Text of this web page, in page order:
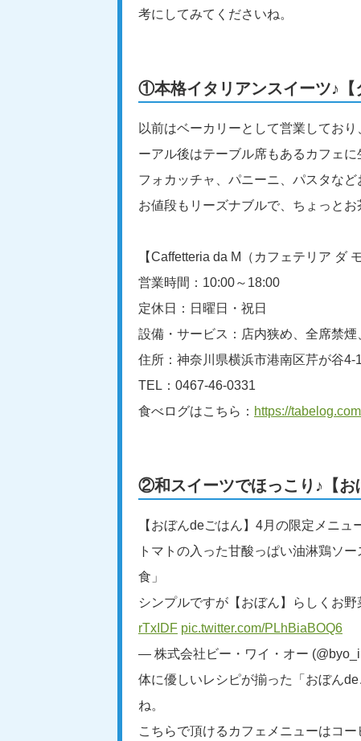
考にしてみてくださいね。
①本格イタリアンスイーツ♪【
以前はベーカリーとして営業してお
ーアル後はテーブル席もあるカフェ
フォカッチャ、パニーニ、パスタな
お値段もリーズナブルで、ちょっと
【Caffetteria da M（カフェテリア ダ
営業時間：10:00～18:00
定休日：日曜日・祝日
設備・サービス：店内狭め、全席禁
住所：神奈川県横浜市港南区芹が谷4-
TEL：0467-46-0331
食べログはこちら： https://
②和スイーツでほっこり♪【お
【おぼんdeごはん】4月の限定メニ
トマトの入った甘酸っぱい油淋鶏ソ
食」
シンプルですが【おぼん】らしくお
rTxIDF pic.twitter.com/PLhBiaBOQ6
— 株式会社ビー・ワイ・オー
体に優しいレシピが揃った「おぼん
ね。
こちらで頂けるカフェメニューはコ